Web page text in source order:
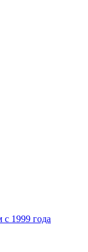
с 1999 года